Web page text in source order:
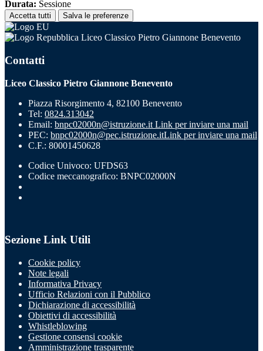
Durata: Sessione
Accetta tutti Salva le preferenze
Liceo Classico Pietro Giannone Benevento
Contatti
Liceo Classico Pietro Giannone Benevento
Piazza Risorgimento 4, 82100 Benevento
Tel: 0824.313042
Email: bnpc02000n@istruzione.it Link per inviare una mail
PEC: bnpc02000n@pec.istruzione.itLink per inviare una mail
C.F.: 80001450628
Codice Univoco: UFDS63
Codice meccanografico: BNPC02000N
Sezione Link Utili
Cookie policy
Note legali
Informativa Privacy
Ufficio Relazioni con il Pubblico
Dichiarazione di accessibilità
Obiettivi di accessibilità
Whistleblowing
Gestione consensi cookie
Amministrazione trasparente